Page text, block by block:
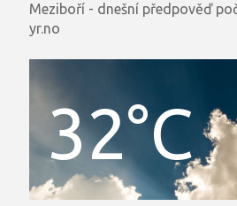
Meziboří - dnešní předpověď
yr.no
32°C